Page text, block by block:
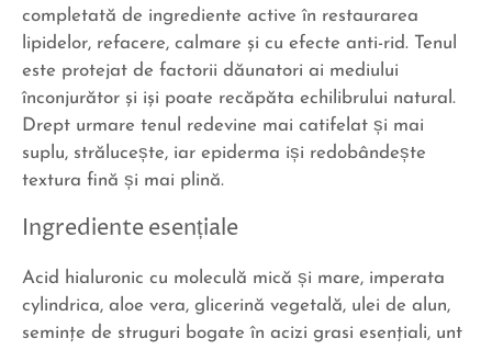
completată de ingrediente active în restaurarea
lipidelor, refacere, calmare şi cu efecte anti-rid. Tenul
este protejat de factorii dăunatori ai mediului
înconjurător şi işi poate recăpăta echilibrului natural.
Drept urmare tenul redevine mai catifelat și mai
suplu, strălucește, iar epiderma iși redobândește
textura fină și mai plină.
Ingrediente esențiale
Acid hialuronic cu moleculă mică și mare, imperata
cylindrica, aloe vera, glicerină vegetală, ulei de alun,
seminţe de struguri bogate în acizi grasi esenţiali, unt